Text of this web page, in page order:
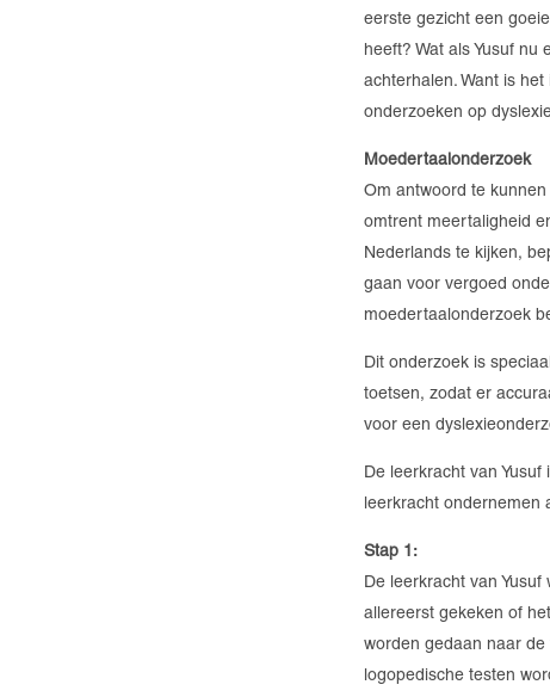
eerste gezicht een
heeft? Wat als Yusuf
achterhalen. Want is
onderzoeken op
Moedertaalonderzoek
Om antwoord te
omtrent meertaligheid
Nederlands te kijken,
gaan voor vergoed
moedertaalonderzoek
Dit onderzoek is
toetsen, zodat er
voor een
De leerkracht van
leerkracht ondernemen
Stap 1:
De leerkracht van
allereerst gekeken of
worden gedaan naar de
logopedische testen